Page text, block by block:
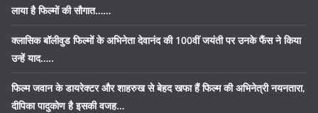
लाया है फिल्मों की सौगात……
क्लासिक बॉलीवुड फिल्मों के अभिनेता देवानंद की 100वीं जयंती पर उनके फैंस ने किया
उन्हें याद…..
फिल्म जवान के डायरेक्टर और शाहरुख से बेहद खफा हैं फिल्म की अभिनेत्री नयनतारा,
दीपिका पादुकोण है इसकी वजह…